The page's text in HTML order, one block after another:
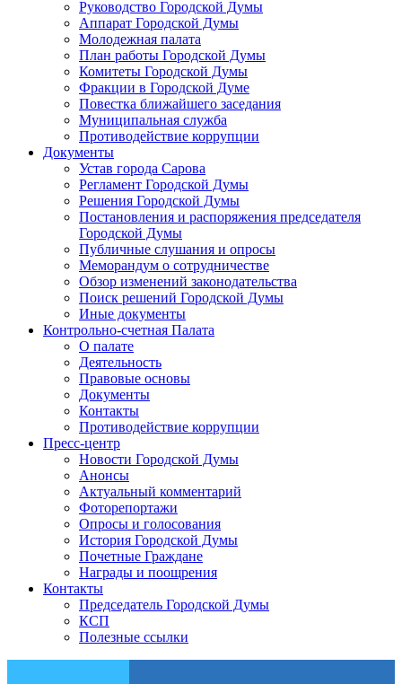
Руководство Городской Думы
Аппарат Городской Думы
Молодежная палата
План работы Городской Думы
Комитеты Городской Думы
Фракции в Городской Думе
Повестка ближайшего заседания
Муниципальная служба
Противодействие коррупции
Документы
Устав города Сарова
Регламент Городской Думы
Решения Городской Думы
Постановления и распоряжения председателя
Городской Думы
Публичные слушания и опросы
Меморандум о сотрудничестве
Обзор изменений законодательства
Поиск решений Городской Думы
Иные документы
Контрольно-счетная Палата
О палате
Деятельность
Правовые основы
Документы
Контакты
Противодействие коррупции
Пресс-центр
Новости Городской Думы
Анонсы
Актуальный комментарий
Фоторепортажи
Опросы и голосования
История Городской Думы
Почетные Граждане
Награды и поощрения
Контакты
Председатель Городской Думы
КСП
Полезные ссылки